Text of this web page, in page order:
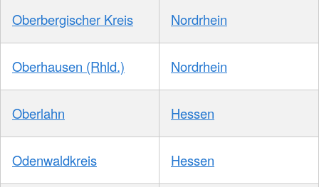
Oberbergischer Kreis Nordrhein
Oberhausen (Rhld.) Nordrhein
Oberlahn Hessen
Odenwaldkreis Hessen